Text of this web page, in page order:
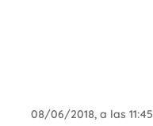
08/06/2018, a las 11:45